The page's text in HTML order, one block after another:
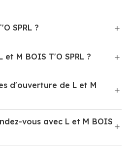
SPRL ?
M BOIS T'O SPRL ?
d'ouverture de L et M
vous avec L et M BOIS